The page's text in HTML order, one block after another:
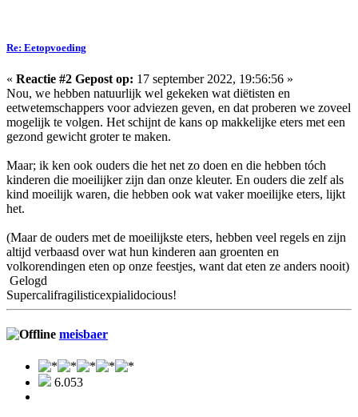
Re: Eetopvoeding
« Reactie #2 Gepost op: 17 september 2022, 19:56:56 »
Nou, we hebben natuurlijk wel gekeken wat diëtisten en
eetwetemschappers voor adviezen geven, en dat proberen we zoveel
mogelijk te volgen. Het schijnt de kans op makkelijke eters met een
gezond gewicht groter te maken.
Maar; ik ken ook ouders die het net zo doen en die hebben tóch
kinderen die moeilijker zijn dan onze kleuter. En ouders die zelf als
kind moeilijk waren, die hebben ook wat vaker moeilijke eters, lijkt
het.
(Maar de ouders met de moeilijkste eters, hebben veel regels en zijn
altijd verbaasd over wat hun kinderen aan groenten en
volkorendingen eten op onze feestjes, want dat eten ze anders nooit)
Gelogd
Supercalifragilisticexpialidocious!
meisbaer
6.053